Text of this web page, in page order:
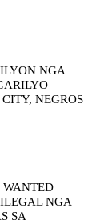
NGA
NEGROS
WANTED
NGA
SA